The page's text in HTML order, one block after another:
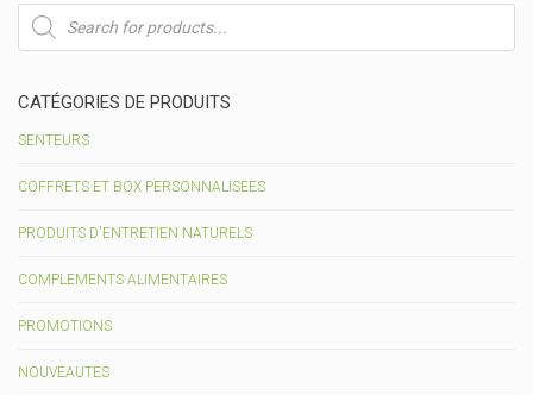
Recherche
de
produits
CATÉGORIES DE PRODUITS
SENTEURS
COFFRETS ET BOX PERSONNALISEES
PRODUITS D'ENTRETIEN NATURELS
COMPLEMENTS ALIMENTAIRES
PROMOTIONS
NOUVEAUTES